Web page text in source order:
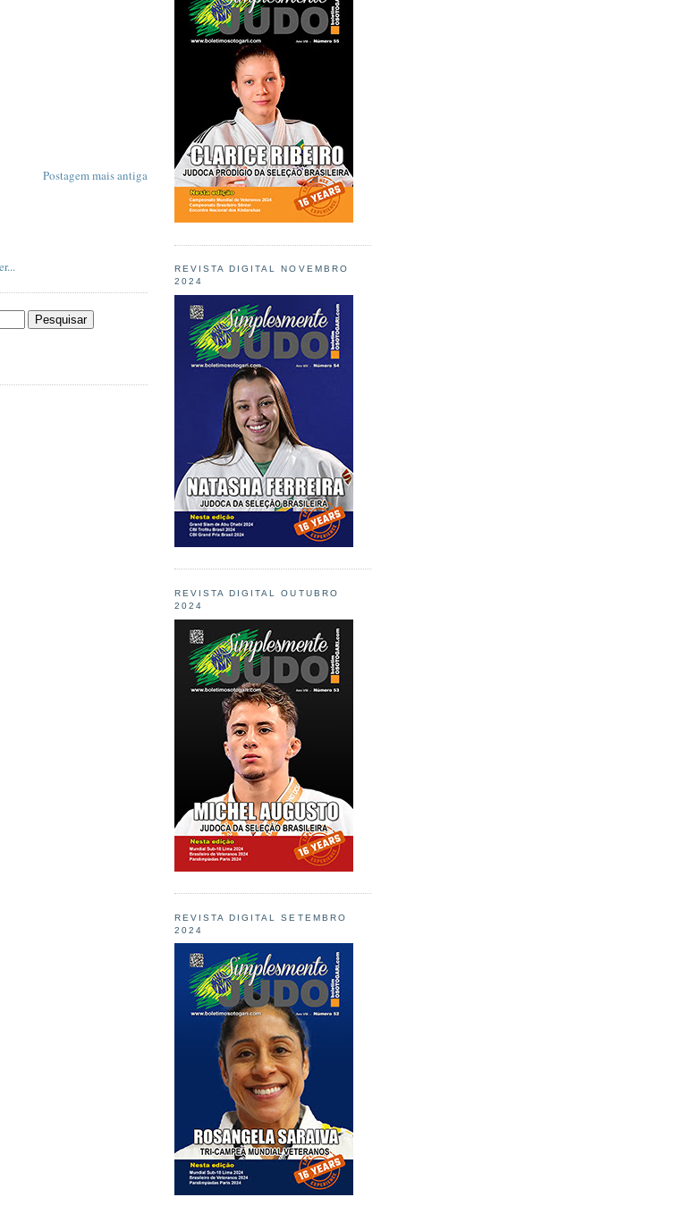
Postagem mais antiga
REVISTA DIGITAL NOVEMBRO
2024
REVISTA DIGITAL OUTUBRO
2024
REVISTA DIGITAL SETEMBRO
2024